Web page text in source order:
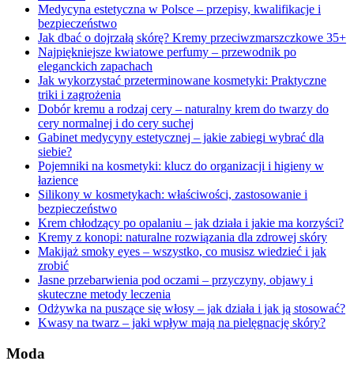
Medycyna estetyczna w Polsce – przepisy, kwalifikacje i
bezpieczeństwo
Jak dbać o dojrzałą skórę? Kremy przeciwzmarszczkowe 35+
Najpiękniejsze kwiatowe perfumy – przewodnik po
eleganckich zapachach
Jak wykorzystać przeterminowane kosmetyki: Praktyczne
triki i zagrożenia
Dobór kremu a rodzaj cery – naturalny krem do twarzy do
cery normalnej i do cery suchej
Gabinet medycyny estetycznej – jakie zabiegi wybrać dla
siebie?
Pojemniki na kosmetyki: klucz do organizacji i higieny w
łazience
Silikony w kosmetykach: właściwości, zastosowanie i
bezpieczeństwo
Krem chłodzący po opalaniu – jak działa i jakie ma korzyści?
Kremy z konopi: naturalne rozwiązania dla zdrowej skóry
Makijaż smoky eyes – wszystko, co musisz wiedzieć i jak
zrobić
Jasne przebarwienia pod oczami – przyczyny, objawy i
skuteczne metody leczenia
Odżywka na puszące się włosy – jak działa i jak ją stosować?
Kwasy na twarz – jaki wpływ mają na pielęgnację skóry?
Moda